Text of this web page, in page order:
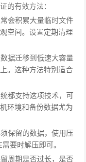
的有效方法：
会积累大量临时文件
空间。设置定期清理
据迁移到低速大容量
。这种方法特别适合
都支持这项技术，可
环境和备份数据尤为
保留的数据，使用压
要时解压即可。
周期是否过长，是否